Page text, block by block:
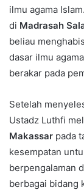
ilmu agama
di Madrasah
beliau
dasar ilmu
berakar pada
Setelah
Ustadz Luthfi
Makassar pada
kesempatan
berpengalaman
berbagai bidang